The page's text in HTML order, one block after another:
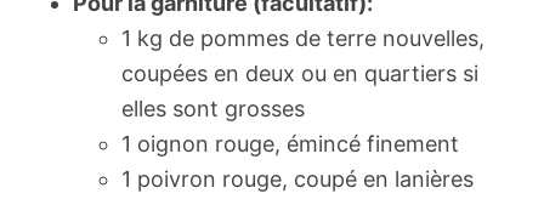
1 kg de pommes de terre nouvelles,
coupées en deux ou en quartiers si
elles sont grosses
1 oignon rouge, émincé finement
1 poivron rouge, coupé en lanières